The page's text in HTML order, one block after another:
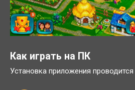
Как играть на ПК
Установка приложения